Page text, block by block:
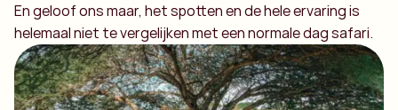
En geloof ons maar, het spotten en de hele ervaring is
helemaal niet te vergelijken met een normale dag safari.